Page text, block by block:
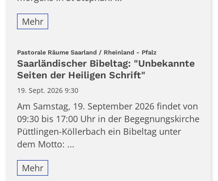
Mehr
Pastorale Räume Saarland / Rheinland - Pfalz
Saarländischer Bibeltag: "Unbekannte
Seiten der Heiligen Schrift"
19. Sept. 2026 9:30
Am Samstag, 19. September 2026 findet von
09:30 bis 17:00 Uhr in der Begegnungskirche
Püttlingen-Köllerbach ein Bibeltag unter
dem Motto: ...
Mehr